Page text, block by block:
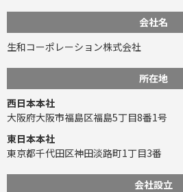
会社名
生和コーポレーション株式会社
所在地
西日本本社
大阪府大阪市福島区福島5丁目8番1号
東日本本社
東京都千代田区神田淡路町1丁目3番
会社設立